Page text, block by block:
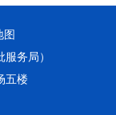
图
务局）
五楼